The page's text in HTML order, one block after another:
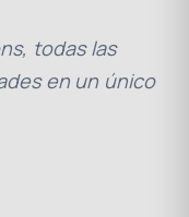
todas las
en un único